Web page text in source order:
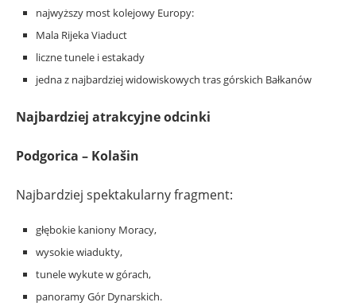
najwyższy most kolejowy Europy:
Mala Rijeka Viaduct
liczne tunele i estakady
jedna z najbardziej widowiskowych tras górskich Bałkanów
Najbardziej atrakcyjne odcinki
Podgorica – Kolašin
Najbardziej spektakularny fragment:
głębokie kaniony Moracy,
wysokie wiadukty,
tunele wykute w górach,
panoramy Gór Dynarskich.